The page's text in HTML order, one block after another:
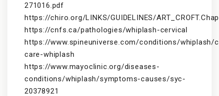
271016.pdf
https://chiro.org/LINKS/GUIDELINES/
https://cnfs.ca/pathologies/whiplash-cervical
https://www.spineuniverse.com/conditions/whiplash/
care-whiplash
https://www.mayoclinic.org/diseases-
conditions/whiplash/symptoms-causes/syc-
20378921